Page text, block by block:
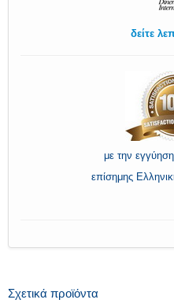
δείτε
με την
επίσημης
Σχετικά προϊόντα